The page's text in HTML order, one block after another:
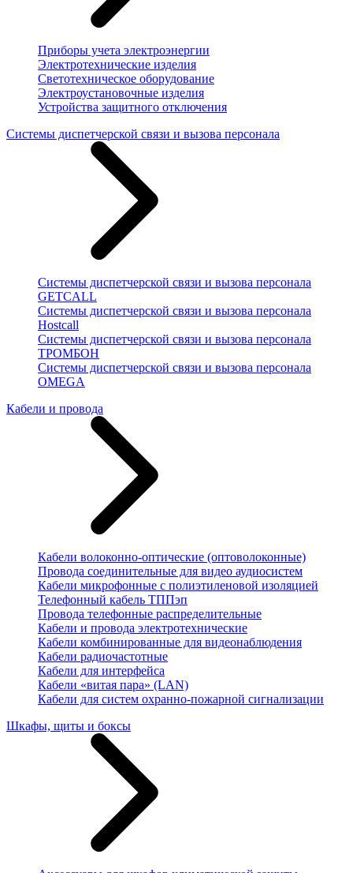
Приборы учета электроэнергии
Электротехнические изделия
Светотехническое оборудование
Электроустановочные изделия
Устройства защитного отключения
Системы диспетчерской связи и вызова персонала
Системы диспетчерской связи и вызова персонала
GETCALL
Системы диспетчерской связи и вызова персонала
Hostcall
Системы диспетчерской связи и вызова персонала
ТРОМБОН
Системы диспетчерской связи и вызова персонала
OMEGA
Кабели и провода
Кабели волоконно-оптические (оптоволоконные)
Провода соединительные для видео аудиосистем
Кабели микрофонные с полиэтиленовой изоляцией
Телефонный кабель ТППэп
Провода телефонные распределительные
Кабели и провода электротехнические
Кабели комбинированные для видеонаблюдения
Кабели радиочастотные
Кабели для интерфейса
Кабели «витая пара» (LAN)
Кабели для систем охранно-пожарной сигнализации
Шкафы, щиты и боксы